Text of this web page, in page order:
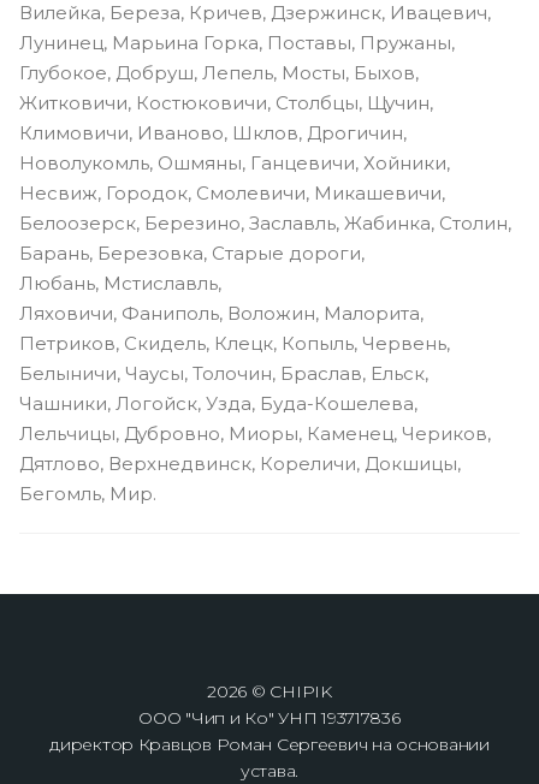
Вилейка, Береза, Кричев, Дзержинск, Ивацевич,
Лунинец, Марьина Горка, Поставы, Пружаны,
Глубокое, Добруш, Лепель, Мосты, Быхов,
Житковичи, Костюковичи, Столбцы, Щучин,
Климовичи, Иваново, Шклов, Дрогичин,
Новолукомль, Ошмяны, Ганцевичи, Хойники,
Несвиж, Городок, Смолевичи, Микашевичи,
Белоозерск, Березино, Заславль, Жабинка, Столин,
Барань, Березовка, Старые дороги,
Любань, Мстиславль,
Ляховичи, Фаниполь, Воложин, Малорита,
Петриков, Скидель, Клецк, Копыль, Червень,
Белыничи, Чаусы, Толочин, Браслав, Ельск,
Чашники, Логойск, Узда, Буда-Кошелева,
Лельчицы, Дубровно, Миоры, Каменец, Чериков,
Дятлово, Верхнедвинск, Кореличи, Докшицы,
Бегомль, Мир.
2026 © CHIPIK
ООО "Чип и Ко" УНП 193717836
директор Кравцов Роман Сергеевич на основании
устава.